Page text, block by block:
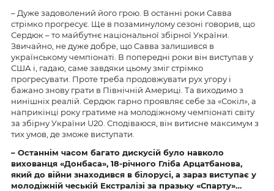
– Дуже задоволений його грою. В останні роки Савва
стрімко прогресує. Ще в позаминулому сезоні говорив, що
Сердюк – то майбутнє національної збірної України.
Звичайно, не дуже добре, що Савва залишився в
українському чемпіонаті. В попередні роки він виступав у
США і, гадаю, саме завдяки цьому зміг стрімко
прогресувати. Проте треба продовжувати рух угору і
бажано знову грати в Північній Америці. Та виходимо з
нинішніх реалій. Сердюк гарно проявляє себе за «Сокіл», а
наприкінці року гратиме на молодіжному чемпіонаті світу
за збірну України U20. Сподіваюся, він витисне максимум з
тих умов, де зможе виступати.
– Останнім часом багато дискусій було навколо
вихованця «Донбаса», 18-річного Гліба Арцатбанова,
який до війни знаходився в білорусі, а зараз виступає у
молодіжній чеській Екстралізі за празьку «Спарту»…